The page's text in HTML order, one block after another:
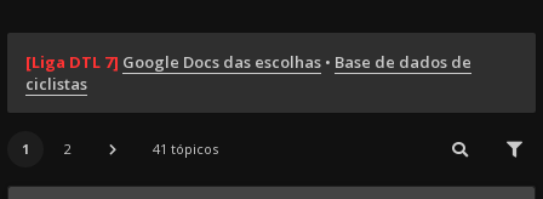
[Liga DTL 7] Google Docs das escolhas • Base de dados de
ciclistas
1 2 41 tópicos